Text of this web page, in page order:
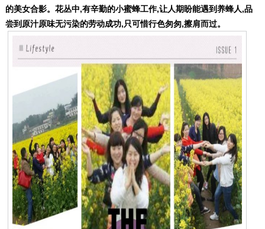
的美女合影。花丛中,有辛勤的小蜜蜂工作,让人期盼能遇到养蜂人,品
尝到原汁原味无污染的劳动成功,只可惜行色匆匆,擦肩而过。